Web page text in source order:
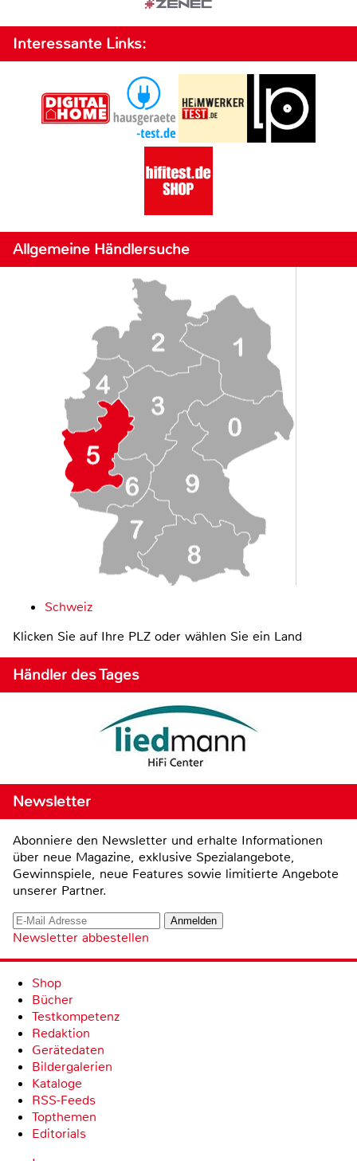
Interessante Links:
Allgemeine Händlersuche
Schweiz
Klicken Sie auf Ihre PLZ oder wählen Sie ein Land
Händler des Tages
Newsletter
Abonniere den Newsletter und erhalte Informationen
über neue Magazine, exklusive Spezialangebote,
Gewinnspiele, neue Features sowie limitierte Angebote
unserer Partner.
Newsletter abbestellen
Shop
Bücher
Testkompetenz
Redaktion
Gerätedaten
Bildergalerien
Kataloge
RSS-Feeds
Topthemen
Editorials